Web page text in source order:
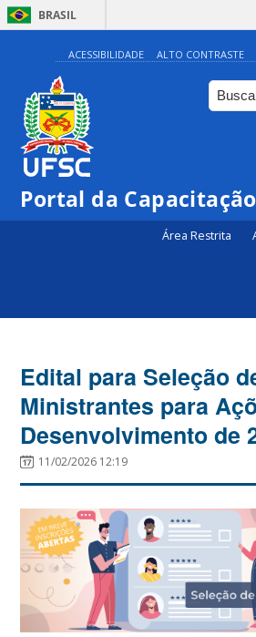
BRASIL
ACESSIBILIDADE ALTO CONTRASTE
Portal da Capacitação
Área Restrita
Edital para Seleção
Ministrantes para
Desenvolvimento de
11/02/2026 12:19